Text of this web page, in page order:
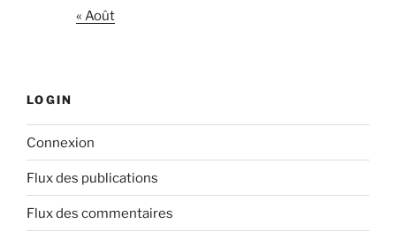
« Août
LOGIN
Connexion
Flux des publications
Flux des commentaires